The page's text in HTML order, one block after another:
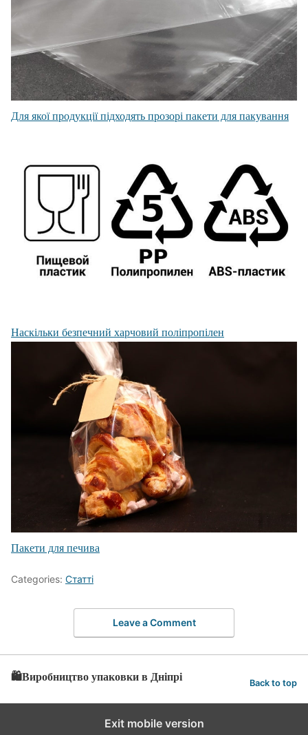
Для якої продукції підходять прозорі пакети для пакування
Наскільки безпечний харчовий поліпропілен
Пакети для печива
Categories: Статті
Leave a Comment
🛍️Виробництво упаковки в Дніпрі Back to top
Exit mobile version